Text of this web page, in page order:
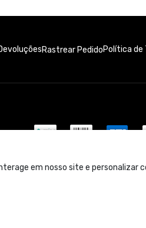
em nosso site e
Rastrear PedidoPolítica de